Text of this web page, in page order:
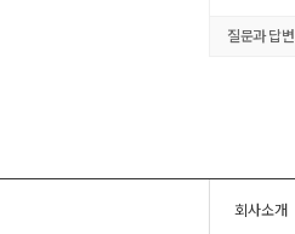
질문과 답변
회사소개